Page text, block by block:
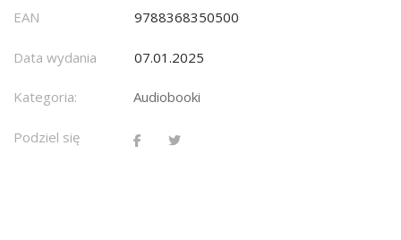
EAN 9788368350500
Data wydania 07.01.2025
Kategoria: Audiobooki
Podziel się